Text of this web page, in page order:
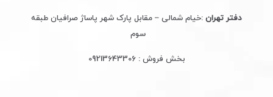
دفتر تهران :خیام شمالی – مقابل پارک شهر پاساژ صرافیان طبقه
سوم
بخش فروش :09213643306